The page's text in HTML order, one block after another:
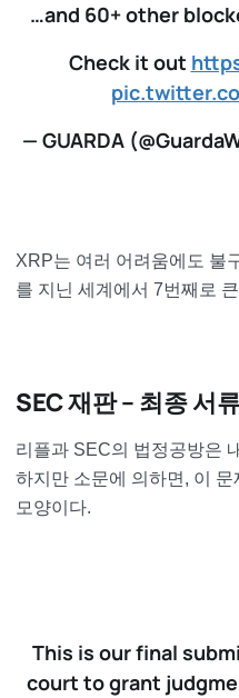
…and 60+ other
Check it out
— GUARDA
XRP는 여러 어려움에도 불
를 지닌 세계에서 7번째로
SEC 재판 – 최종 서
리플과 SEC의 법정공방은
하지만 소문에 의하면, 이
모양이다.
This is our final
court to grant